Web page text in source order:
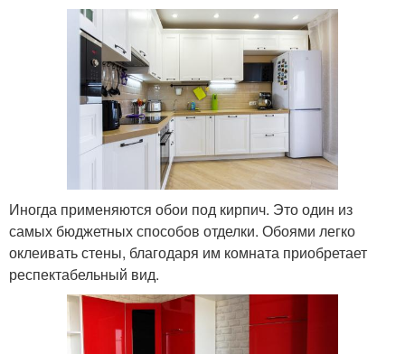
Иногда применяются обои под кирпич. Это один из
самых бюджетных способов отделки. Обоями легко
оклеивать стены, благодаря им комната приобретает
респектабельный вид.